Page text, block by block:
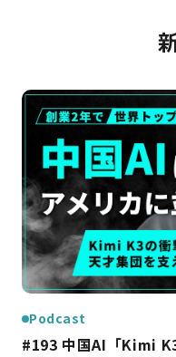
Podcast
#193 中国AI「Kimi